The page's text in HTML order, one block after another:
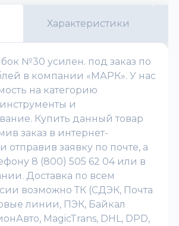
Характеристики
№30 усилен. под заказ по
в компании «МАРК». У нас
на категорию
и
Купить данный товар
заказ в интернет-
отправив заявку по почте, а
8 (800) 505 62 04 или в
Доставка по всем
возможно ТК (СДЭК, Почта
линии, ПЭК, Байкал
MagicTrans, DHL, DPD,